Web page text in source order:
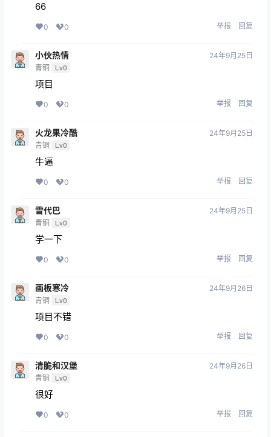
66
0 0 举报 回复
小伙热情
青铜 Lv0
24年9月25日
项目
0 0 举报 回复
火龙果冷酷
青铜 Lv0
24年9月25日
牛逼
0 0 举报 回复
雪代巴
青铜 Lv0
24年9月25日
学一下
0 0 举报 回复
画板寒冷
青铜 Lv0
24年9月26日
项目不错
0 0 举报 回复
清脆和汉堡
青铜 Lv0
24年9月26日
很好
0 0 举报 回复